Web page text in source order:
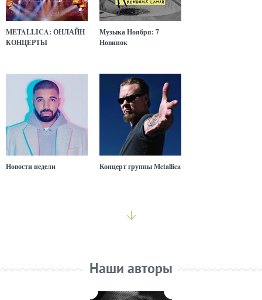
METALLICA: ОНЛАЙН
КОНЦЕРТЫ
Музыка Ноября: 7
Новинок
Новости недели Концерт группы Metallica
Наши авторы